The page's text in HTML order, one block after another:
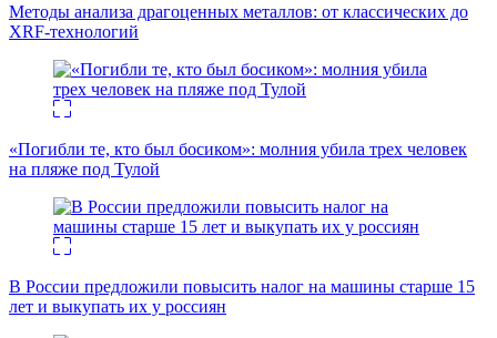
Методы анализа драгоценных металлов: от классических до
XRF-технологий
«Погибли те, кто был босиком»: молния убила трех человек
на пляже под Тулой
В России предложили повысить налог на машины старше 15
лет и выкупать их у россиян